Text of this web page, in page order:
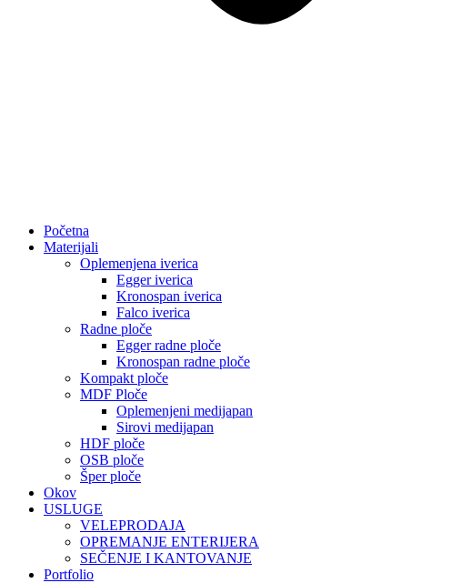
Početna
Materijali
Oplemenjena iverica
Egger iverica
Kronospan iverica
Falco iverica
Radne ploče
Egger radne ploče
Kronospan radne ploče
Kompakt ploče
MDF Ploče
Oplemenjeni medijapan
Sirovi medijapan
HDF ploče
OSB ploče
Šper ploče
Okov
USLUGE
VELEPRODAJA
OPREMANJE ENTERIJERA
SEČENJE I KANTOVANJE
Portfolio